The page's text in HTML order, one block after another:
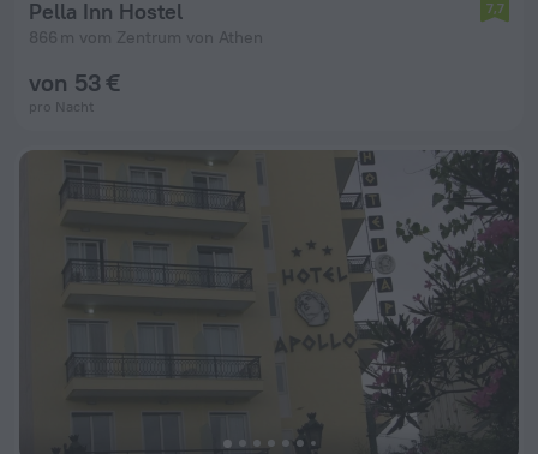
Pella Inn Hostel
866 m vom Zentrum von Athen
7,7
von 53 €
pro Nacht